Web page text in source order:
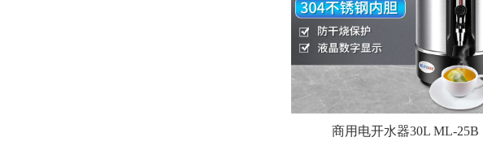
商用电开水器30L ML-25B